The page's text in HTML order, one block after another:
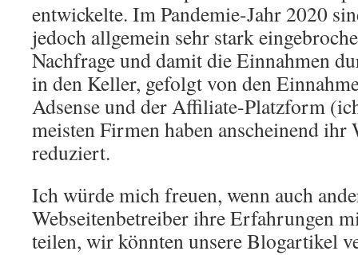
entwickelte. Im Pandemie-Jahr 2020
jedoch allgemein sehr stark
Nachfrage und damit die Einnahmen
in den Keller, gefolgt von den
Adsense und der Affiliate-Platzform
meisten Firmen haben anscheinend ihr
reduziert.
Ich würde mich freuen, wenn auch
Webseitenbetreiber ihre Erfahrungen
teilen, wir könnten unsere Blogartikel